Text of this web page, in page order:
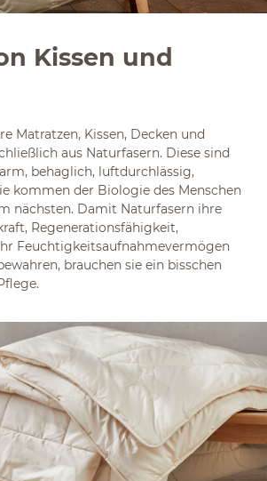
Kissen und
Matratzen, Kissen, Decken und
aus Naturfasern. Diese sind
behaglich, luftdurchlässig,
kommen der Biologie des Menschen
nächsten. Damit Naturfasern ihre
Regenerationsfähigkeit,
Feuchtigkeitsaufnahmevermögen
brauchen sie ein bisschen